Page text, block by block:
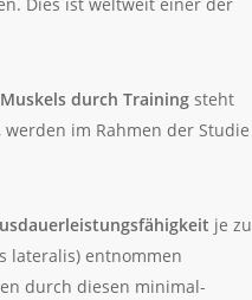
Dies ist weltweit einer der
durch Training steht
im Rahmen der Studie
je zu
lateralis) entnommen
durch diesen minimal-